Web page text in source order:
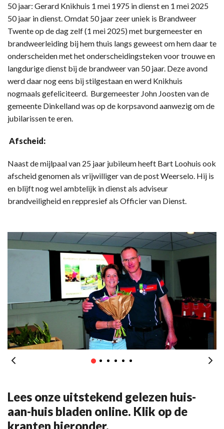
50 jaar: Gerard Knikhuis 1 mei 1975 in dienst en 1 mei 2025
50 jaar in dienst. Omdat 50 jaar zeer uniek is Brandweer
Twente op de dag zelf (1 mei 2025) met burgemeester en
brandweerleiding bij hem thuis langs geweest om hem daar te
onderscheiden met het onderscheidingsteken voor trouwe en
langdurige dienst bij de brandweer van 50 jaar. Deze avond
werd daar nog eens bij stilgestaan en werd Knikhuis
nogmaals gefeliciteerd. Burgemeester John Joosten van de
gemeente Dinkelland was op de korpsavond aanwezig om de
jubilarissen te eren.
Afscheid:
Naast de mijlpaal van 25 jaar jubileum heeft Bart Loohuis ook
afscheid genomen als vrijwilliger van de post Weerselo. Hij is
en blijft nog wel ambtelijk in dienst als adviseur
brandveiligheid en reppresief als Officier van Dienst.
Lees onze uitstekend gelezen huis-
aan-huis bladen online. Klik op de
kranten hieronder.